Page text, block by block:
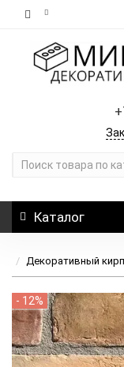
Каталог
Декоративный
- 12%